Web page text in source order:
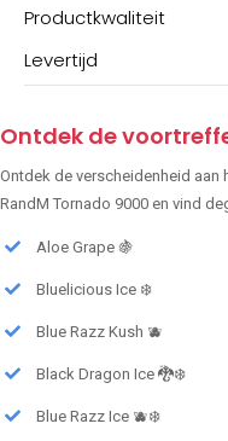
Productkwaliteit
Levertijd
Ontdek de
Ontdek de verscheidenheid
RandM Tornado 9000 en vind
Aloe Grape 🍇
Bluelicious Ice ❄️
Blue Razz Kush 🫐
Black Dragon Ice 🐉❄️
Blue Razz Ice 🫐❄️